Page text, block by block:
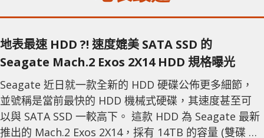
地表最速 HDD ?! 速度媲美 SATA SSD 的
Seagate Mach.2 Exos 2X14 HDD 規格曝光
Seagate 近日就一款全新的 HDD 硬碟公佈更多細節，
並號稱是當前最快的 HDD 機械式硬碟，其速度甚至可
以與 SATA SSD 一較高下。 這款 HDD 為 Seagate 最新
推出的 Mach.2 Exos 2X14，採有 14TB 的容量 (雙碟 2